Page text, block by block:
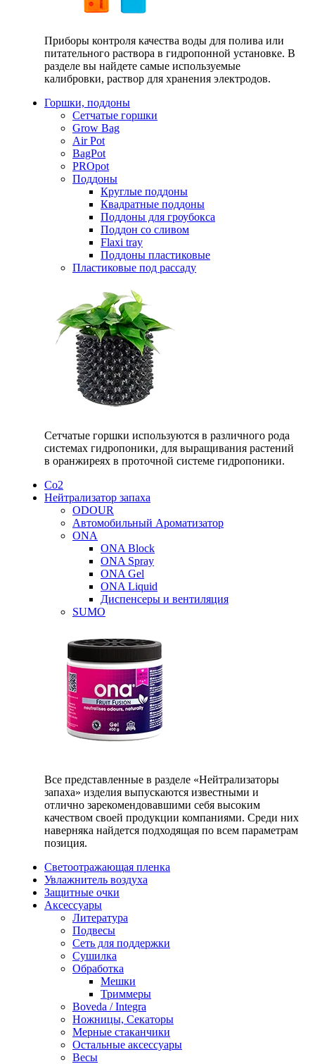
Приборы контроля качества воды для полива или
питательного раствора в гидропонной установке. В
разделе вы найдете самые используемые
калибровки, раствор для хранения электродов.
Горшки, поддоны
Сетчатые горшки
Grow Bag
Air Pot
BagPot
PROpot
Поддоны
Круглые поддоны
Квадратные поддоны
Поддоны для гроубокса
Поддон со сливом
Flaxi tray
Поддоны пластиковые
Пластиковые под рассаду
Сетчатые горшки используются в различного рода
системах гидропоники, для выращивания растений
в оранжиреях в проточной системе гидропоники.
Со2
Нейтрализатор запаха
ODOUR
Автомобильный Ароматизатор
ONA
ONA Block
ONA Spray
ONA Gel
ONA Liquid
Диспенсеры и вентиляция
SUMO
Все представленные в разделе «Нейтрализаторы
запаха» изделия выпускаются известными и
отлично зарекомендовавшими себя высоким
качеством своей продукции компаниями. Среди них
наверняка найдется подходящая по всем параметрам
позиция.
Светоотражающая пленка
Увлажнитель воздуха
Защитные очки
Аксессуары
Литература
Подвесы
Сеть для поддержки
Сушилка
Обработка
Мешки
Триммеры
Boveda / Integra
Ножницы, Секаторы
Мерные стаканчики
Остальные аксессуары
Весы